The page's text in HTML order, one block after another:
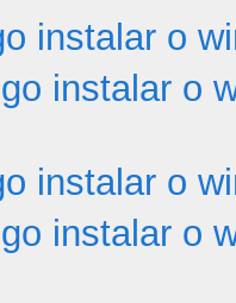
instalar o
instalar o
instalar o
instalar o